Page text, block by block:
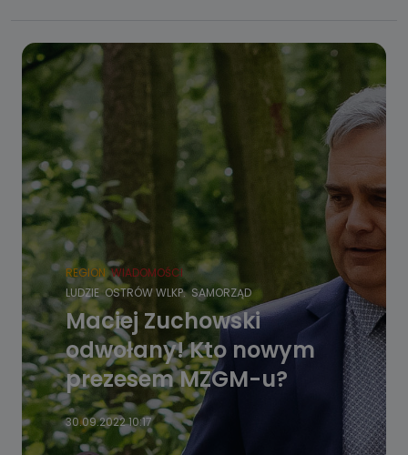
REGION WIADOMOŚCI
LUDZIE OSTRÓW WLKP. SAMORZĄD
Maciej Zuchowski
odwołany! Kto nowym
prezesem MZGM-u?
30.09.2022 10:17